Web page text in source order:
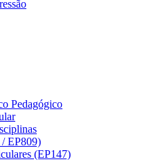
Pedagógico
EP809)
(EP147)